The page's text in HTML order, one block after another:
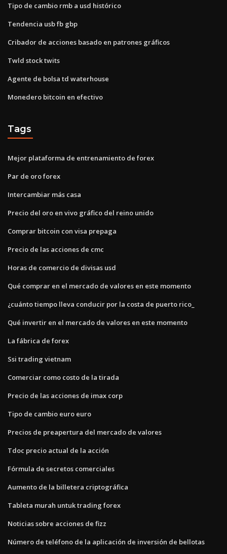
Tipo de cambio rmb a usd histórico
Tendencia usb fb gbp
Cribador de acciones basado en patrones gráficos
Twld stock twits
Agente de bolsa td waterhouse
Monedero bitcoin en efectivo
Tags
Mejor plataforma de entrenamiento de forex
Par de oro forex
Intercambiar más casa
Precio del oro en vivo gráfico del reino unido
Comprar bitcoin con visa prepaga
Precio de las acciones de cmc
Horas de comercio de divisas usd
Qué comprar en el mercado de valores en este momento
¿cuánto tiempo lleva conducir por la costa de puerto rico_
Qué invertir en el mercado de valores en este momento
La fábrica de forex
Ssi trading vietnam
Comerciar como costo de la tirada
Precio de las acciones de imax corp
Tipo de cambio euro euro
Precios de preapertura del mercado de valores
Tdoc precio actual de la acción
Fórmula de secretos comerciales
Aumento de la billetera criptográfica
Tableta murah untuk trading forex
Noticias sobre acciones de fizz
Número de teléfono de la aplicación de inversión de bellotas